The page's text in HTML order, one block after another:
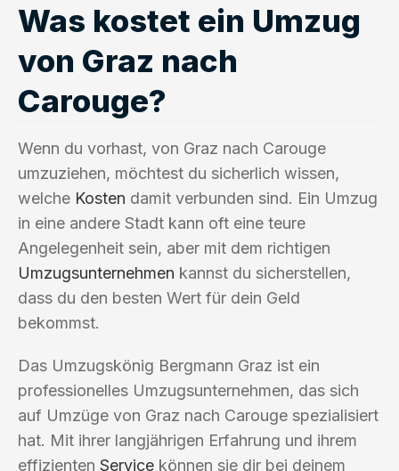
Was kostet ein Umzug
von Graz nach
Carouge?
Wenn du vorhast, von Graz nach Carouge
umzuziehen, möchtest du sicherlich wissen,
welche Kosten damit verbunden sind. Ein Umzug
in eine andere Stadt kann oft eine teure
Angelegenheit sein, aber mit dem richtigen
Umzugsunternehmen kannst du sicherstellen,
dass du den besten Wert für dein Geld
bekommst.
Das Umzugskönig Bergmann Graz ist ein
professionelles Umzugsunternehmen, das sich
auf Umzüge von Graz nach Carouge spezialisiert
hat. Mit ihrer langjährigen Erfahrung und ihrem
effizienten Service können sie dir bei deinem